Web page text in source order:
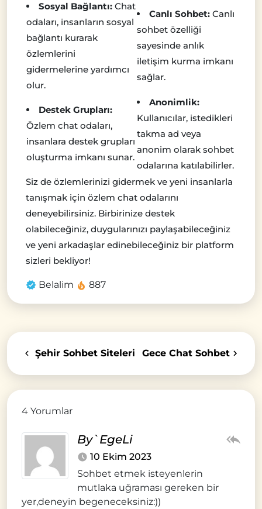
Sosyal Bağlantı: Chat
odaları, insanların sosyal
bağlantı kurarak
özlemlerini
gidermelerine yardımcı
olur.
Canlı Sohbet: Canlı
sohbet özelliği
sayesinde anlık
iletişim kurma imkanı
sağlar.
Destek Grupları:
Özlem chat odaları,
insanlara destek grupları
oluşturma imkanı sunar.
Anonimlik:
Kullanıcılar, istedikleri
takma ad veya
anonim olarak sohbet
odalarına katılabilirler.
Siz de özlemlerinizi gidermek ve yeni insanlarla
tanışmak için özlem chat odalarını
deneyebilirsiniz. Birbirinize destek
olabileceğiniz, duygularınızı paylaşabileceğiniz
ve yeni arkadaşlar edinebileceğiniz bir platform
sizleri bekliyor!
Belalim 887
Şehir Sohbet Siteleri Gece Chat Sohbet
4 Yorumlar
By`EgeLi
10 Ekim 2023
Sohbet etmek isteyenlerin
mutlaka uğraması gereken bir
yer,deneyin begeneceksiniz:))